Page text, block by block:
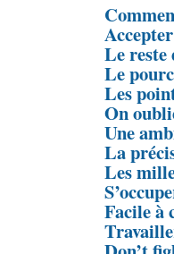
Le reste
Le
Les
On
Une
La
Les
Facile à